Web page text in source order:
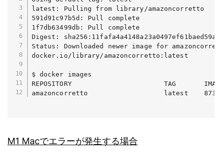
latest: Pulling from library/amazoncorretto
591d91c97b5d: Pull complete
1f7db63499db: Pull complete
Digest:
Status: Downloaded newer image for
docker.io/library/amazoncorretto:latest
$ docker images
REPOSITORY                       TAG
M1 Macでエラーが発生する場合